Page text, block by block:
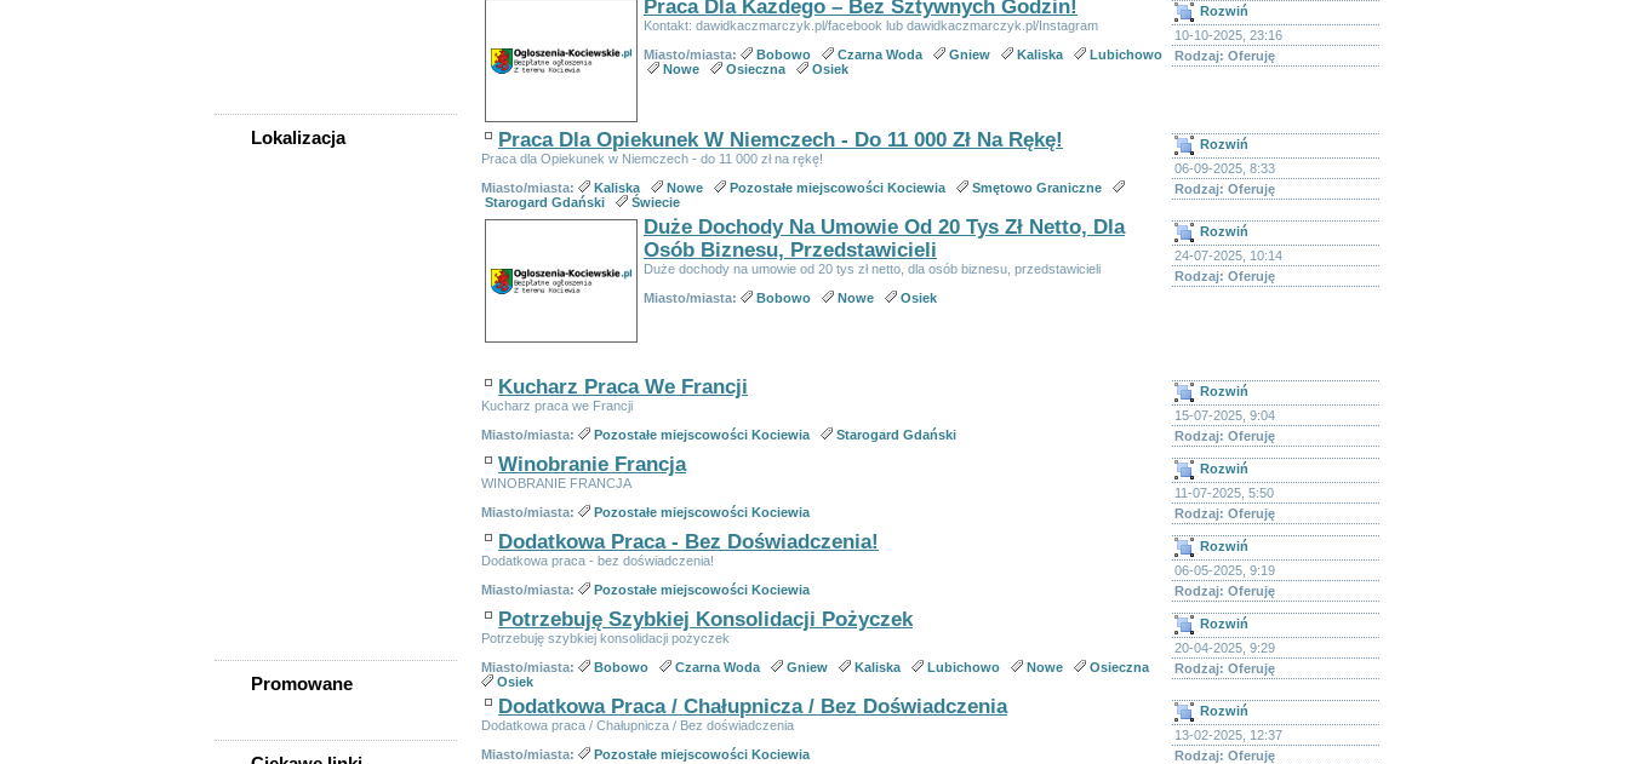
Lokalizacja
Promowane
Praca Dla Każdego – Bez Sztywnych Godzin!
Kontakt: dawidkaczmarczyk.pl/facebook lub dawidkaczmarczyk.pl/Instagram
Miasto/miasta:
Bobowo Czarna Woda Gniew Kaliska
Lubichowo
Nowe
Osieczna Osiek
Rozwiń
10-10-2025, 23:16
Rodzaj: Oferuję
Praca Dla Opiekunek W Niemczech - Do 11 000 Zł Na Rękę!
Praca dla Opiekunek w Niemczech - do 11 000 zł na rękę!
Miasto/miasta:
Kaliska Nowe Pozostałe miejscowości Kociewia
Smętowo Graniczne
Starogard Gdański
Świecie
Rozwiń
06-09-2025, 8:33
Rodzaj: Oferuję
Duże Dochody Na Umowie Od 20 Tys Zł Netto, Dla
Osób Biznesu, Przedstawicieli
Duże dochody na umowie od 20 tys zł netto, dla osób biznesu, przedstawicieli
Miasto/miasta:
Bobowo Nowe Osiek
Rozwiń
24-07-2025, 10:14
Rodzaj: Oferuję
Kucharz Praca We Francji
Kucharz praca we Francji
Miasto/miasta:
Pozostałe miejscowości Kociewia Starogard Gdański
Rozwiń
15-07-2025, 9:04
Rodzaj: Oferuję
Winobranie Francja
WINOBRANIE FRANCJA
Miasto/miasta:
Pozostałe miejscowości Kociewia
Rozwiń
11-07-2025, 5:50
Rodzaj: Oferuję
Dodatkowa Praca - Bez Doświadczenia!
Dodatkowa praca - bez doświadczenia!
Miasto/miasta:
Pozostałe miejscowości Kociewia
Rozwiń
06-05-2025, 9:19
Rodzaj: Oferuję
Potrzebuję Szybkiej Konsolidacji Pożyczek
Potrzebuję szybkiej konsolidacji pożyczek
Miasto/miasta:
Bobowo Czarna Woda Gniew Kaliska Lubichowo Nowe
Osieczna
Osiek
Rozwiń
20-04-2025, 9:29
Rodzaj: Oferuję
Dodatkowa Praca / Chałupnicza / Bez Doświadczenia
Dodatkowa praca / Chałupnicza / Bez doświadczenia
Miasto/miasta:
Pozostałe miejscowości Kociewia
Rozwiń
13-02-2025, 12:37
Rodzaj: Oferuję